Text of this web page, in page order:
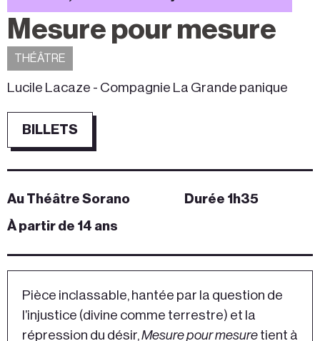
Mesure pour mesure
THÉÂTRE
Lucile Lacaze - Compagnie La Grande panique
BILLETS
Au Théâtre Sorano
Durée 1h35
À partir de 14 ans
Pièce inclassable, hantée par la question de
l’injustice (divine comme terrestre) et la
répression du désir,Mesure pour mesure tient à